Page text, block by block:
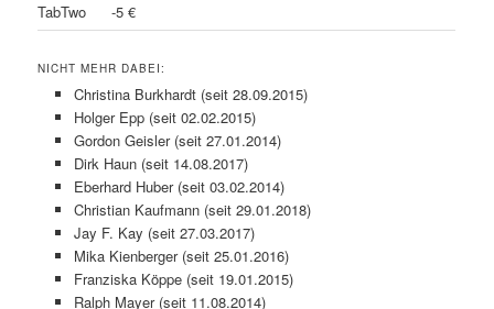
TabTwo
-5 €
NICHT MEHR DABEI:
Christina Burkhardt (seit 28.09.2015)
Holger Epp (seit 02.02.2015)
Gordon Geisler (seit 27.01.2014)
Dirk Haun (seit 14.08.2017)
Eberhard Huber (seit 03.02.2014)
Christian Kaufmann (seit 29.01.2018)
Jay F. Kay (seit 27.03.2017)
Mika Kienberger (seit 25.01.2016)
Franziska Köppe (seit 19.01.2015)
Ralph Mayer (seit 11.08.2014)